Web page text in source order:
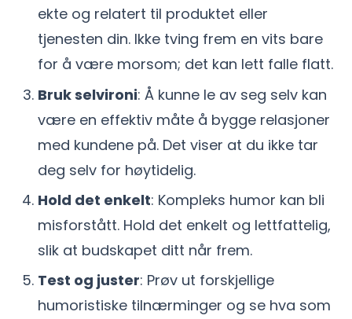
ekte og relatert til produktet eller
tjenesten din. Ikke tving frem en vits bare
for å være morsom; det kan lett falle flatt.
Bruk selvironi: Å kunne le av seg selv kan
være en effektiv måte å bygge relasjoner
med kundene på. Det viser at du ikke tar
deg selv for høytidelig.
Hold det enkelt: Kompleks humor kan bli
misforstått. Hold det enkelt og lettfattelig,
slik at budskapet ditt når frem.
Test og juster: Prøv ut forskjellige
humoristiske tilnærminger og se hva som